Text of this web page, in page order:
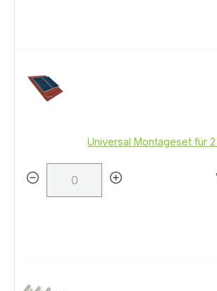
Universal Montageset für